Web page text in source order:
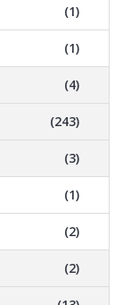
(1)
(1)
(4)
(243)
(3)
(1)
(2)
(2)